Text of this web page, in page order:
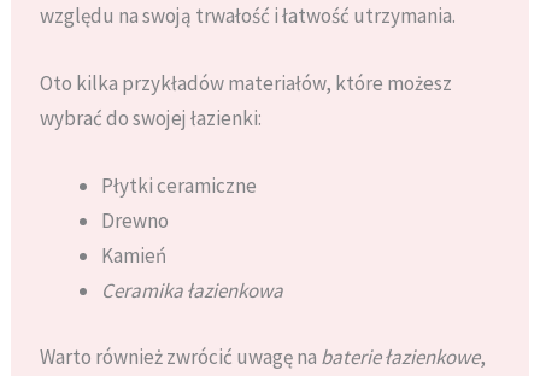
względu na swoją trwałość i łatwość utrzymania.
Oto kilka przykładów materiałów, które możesz
wybrać do swojej łazienki:
Płytki ceramiczne
Drewno
Kamień
Ceramika łazienkowa
Warto również zwrócić uwagę na baterie łazienkowe,